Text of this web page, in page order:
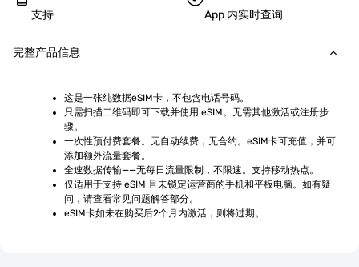
支持 App 内实时查询
完整产品信息
这是一张纯数据eSIM卡，不包含电话号码。
只需扫描二维码即可下载并使用 eSIM。无需其他激活或注册步
骤。
一次性预付费套餐。无自动续费，无合约。eSIM卡可充值，并可
添加额外流量套餐。
全速数据传输——无每日流量限制，不限速。支持移动热点。
仅适用于支持 eSIM 且未锁定运营商的手机和平板电脑。如有疑
问，请查看常见问题解答部分。
eSIM卡如未在购买后2个月内激活，则将过期。